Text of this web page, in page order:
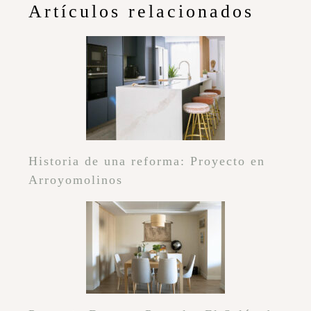
Artículos relacionados
Historia de una reforma: Proyecto en
Arroyomolinos